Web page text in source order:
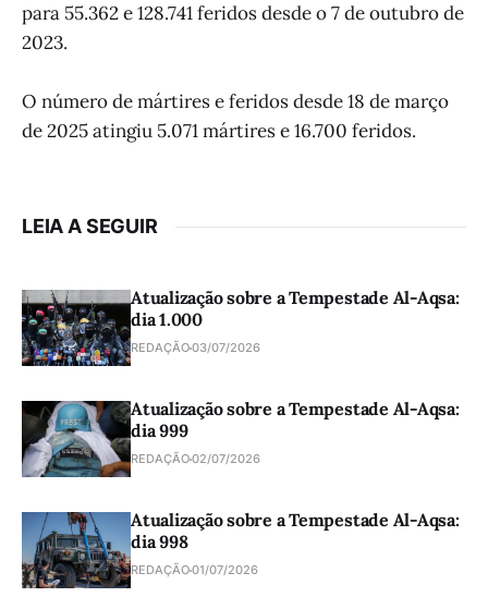
para 55.362 e 128.741 feridos desde o 7 de outubro de
2023.
O número de mártires e feridos desde 18 de março
de 2025 atingiu 5.071 mártires e 16.700 feridos.
LEIA A SEGUIR
Atualização sobre a Tempestade Al-Aqsa:
dia 1.000
REDAÇÃO03/07/2026
Atualização sobre a Tempestade Al-Aqsa:
dia 999
REDAÇÃO02/07/2026
Atualização sobre a Tempestade Al-Aqsa:
dia 998
REDAÇÃO01/07/2026